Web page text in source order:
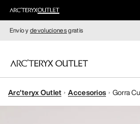
Envío ydevolucionesgratis
MUJERE
Arc'teryx Outlet Accesorios Gorra